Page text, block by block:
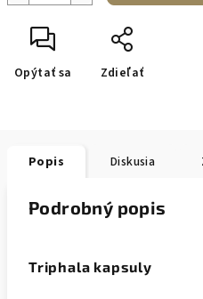
Opýtať sa Zdieľať
Popis Diskusia
Podrobný popis
Triphala kapsuly